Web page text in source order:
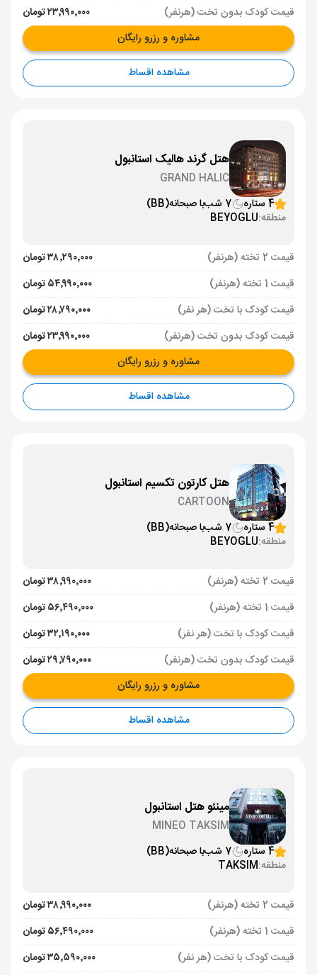
قیمت کودک بدون تخت (هرنفر)
۲۳٬۹۹۰٬۰۰۰ تومان
مشاوره و رزرو رایگان
مشاهده اقساط
هتل گرند هالیک استانبول
GRAND HALIC
4 ستاره
7 شب با صبحانه(BB)
منطقه:BEYOGLU
قیمت 2 تخته (هرنفر)
۳۸٬۲۹۰٬۰۰۰ تومان
قیمت 1 تخته (هرنفر)
۵۴٬۹۹۰٬۰۰۰ تومان
قیمت کودک با تخت (هر نفر)
۲۸٬۷۹۰٬۰۰۰ تومان
قیمت کودک بدون تخت (هرنفر)
۲۳٬۹۹۰٬۰۰۰ تومان
مشاوره و رزرو رایگان
مشاهده اقساط
هتل کارتون تکسیم استانبول
CARTOON
4 ستاره
7 شب با صبحانه(BB)
منطقه:BEYOGLU
قیمت 2 تخته (هرنفر)
۳۸٬۹۹۰٬۰۰۰ تومان
قیمت 1 تخته (هرنفر)
۵۶٬۴۹۰٬۰۰۰ تومان
قیمت کودک با تخت (هر نفر)
۳۲٬۱۹۰٬۰۰۰ تومان
قیمت کودک بدون تخت (هرنفر)
۲۹٬۷۹۰٬۰۰۰ تومان
مشاوره و رزرو رایگان
مشاهده اقساط
مینئو هتل استانبول
MINEO TAKSIM
4 ستاره
7 شب با صبحانه(BB)
منطقه:TAKSIM
قیمت 2 تخته (هرنفر)
۳۸٬۹۹۰٬۰۰۰ تومان
قیمت 1 تخته (هرنفر)
۵۶٬۴۹۰٬۰۰۰ تومان
قیمت کودک با تخت (هر نفر)
۳۵٬۵۹۰٬۰۰۰ تومان